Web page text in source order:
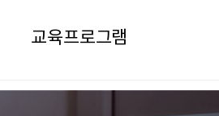
교육프로그램